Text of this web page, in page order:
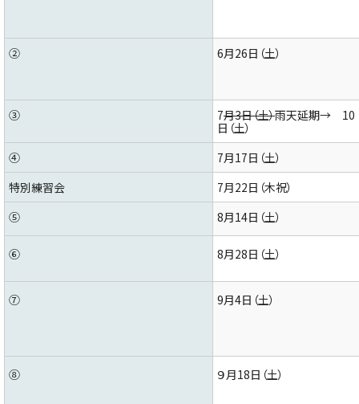
② 6月26日（土）
③ 7月3日（土）雨天延期→ 10
日（土）
④
7月17日（土）
特別練習会
7月22日（木祝）
⑤
8月14日（土）
⑥ 8月28日（土）
⑦ 9月4日（土）
⑧ ９月18日（土）